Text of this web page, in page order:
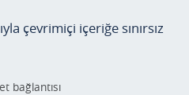
çevrimiçi içeriğe sınırsız
bağlantısı